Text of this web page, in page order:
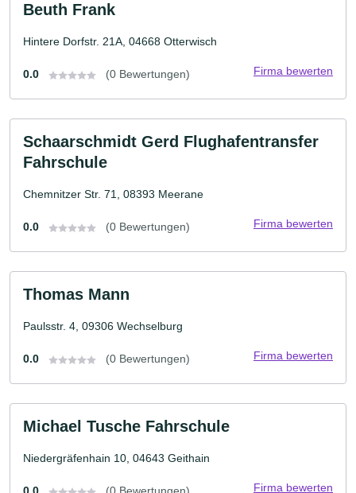
Beuth Frank
Hintere Dorfstr. 21A, 04668 Otterwisch
0.0 (0 Bewertungen) Firma bewerten
Schaarschmidt Gerd Flughafentransfer
Fahrschule
Chemnitzer Str. 71, 08393 Meerane
0.0 (0 Bewertungen) Firma bewerten
Thomas Mann
Paulsstr. 4, 09306 Wechselburg
0.0 (0 Bewertungen) Firma bewerten
Michael Tusche Fahrschule
Niedergräfenhain 10, 04643 Geithain
Firma bewerten